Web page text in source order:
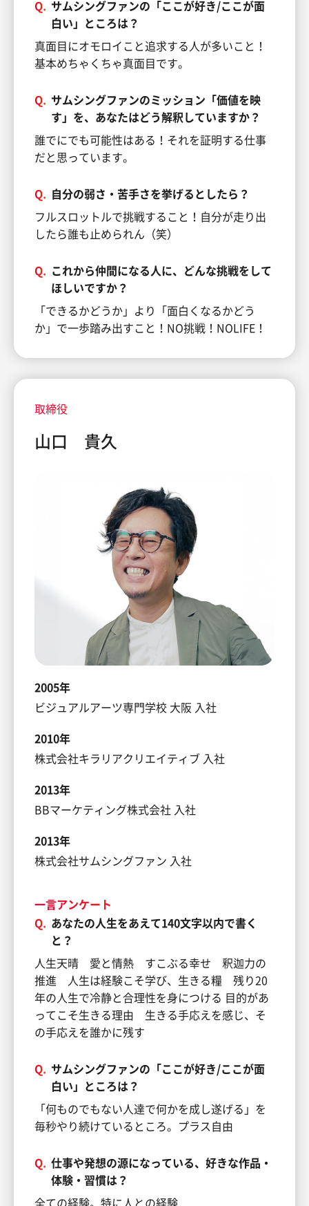
Q. サムシングファンの「ここが好き/ここが面
白い」ところは？
真面目にオモロイこと追求する人が多いこと！
基本めちゃくちゃ真面目です。
Q. サムシングファンのミッション「価値を映
す」を、あなたはどう解釈していますか？
誰でにでも可能性はある！それを証明する仕事
だと思っています。
Q. 自分の弱さ・苦手さを挙げるとしたら？
フルスロットルで挑戦すること！自分が走り出
したら誰も止められん（笑）
Q.
これから仲間になる人に、どんな挑戦をして
ほしいですか？
「できるかどうか」より「面白くなるかどう
か」で一歩踏み出すこと！NO挑戦！NOLIFE！
取締役
山口 貴久
2005年
ビジュアルアーツ専門学校 大阪 入社
2010年
株式会社キラリアクリエイティブ 入社
2013年
BBマーケティング株式会社 入社
2013年
株式会社サムシングファン 入社
一言アンケート
Q. あなたの人生をあえて140文字以内で書く
と？
人生天晴 愛と情熱 すこぶる幸せ 釈迦力の
推進 人生は経験こそ学び、生きる糧 残り20
年の人生で冷静と合理性を身につける 目的があ
ってこそ生きる理由 生きる手応えを感じ、そ
の手応えを誰かに残す
Q. サムシングファンの「ここが好き/ここが面
白い」ところは？
「何ものでもない人達で何かを成し遂げる」を
毎秒やり続けているところ。プラス自由
Q. 仕事や発想の源になっている、好きな作品・
体験・習慣は？
全ての経験。特に人との経験